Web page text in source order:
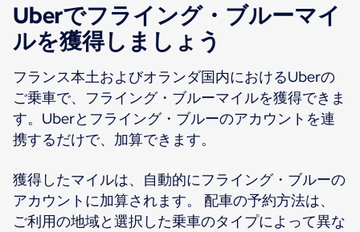
Uberでフライング・ブルーマイ
ルを獲得しましょう
フランス本土およびオランダ国内におけるUberの
ご乗車で、フライング・ブルーマイルを獲得できま
す。Uberとフライング・ブルーのアカウントを連
携するだけで、加算できます。
獲得したマイルは、自動的にフライング・ブルーの
アカウントに加算されます。 配車の予約方法は、
ご利用の地域と選択した乗車のタイプによって異な